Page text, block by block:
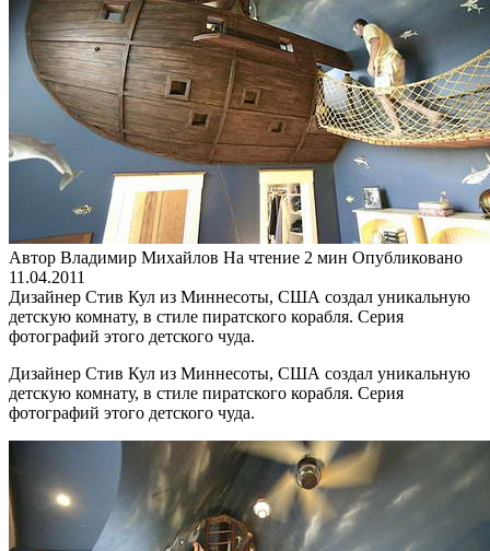
Автор Владимир Михайлов На чтение 2 мин Опубликовано
11.04.2011
Дизайнер Стив Кул из Миннесоты, США создал уникальную
детскую комнату, в стиле пиратского корабля. Серия
фотографий этого детского чуда.
Дизайнер Стив Кул из Миннесоты, США создал уникальную
детскую комнату, в стиле пиратского корабля. Серия
фотографий этого детского чуда.